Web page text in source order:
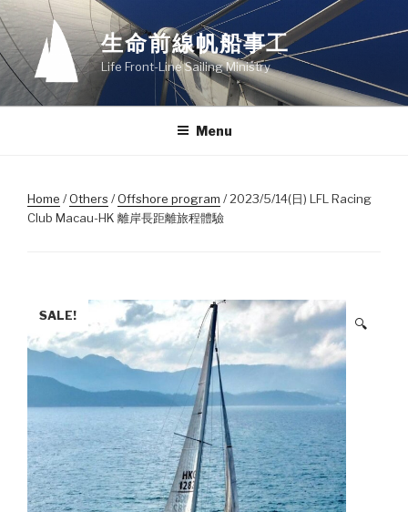
Skip
to
content
生命前線帆船事工
Life Front-Line Sailing Ministry
Menu
Home /Others /Offshore program / 2023/5/14(日) LFL Racing
Club Macau-HK 離岸長距離旅程體驗
SALE!
🔍